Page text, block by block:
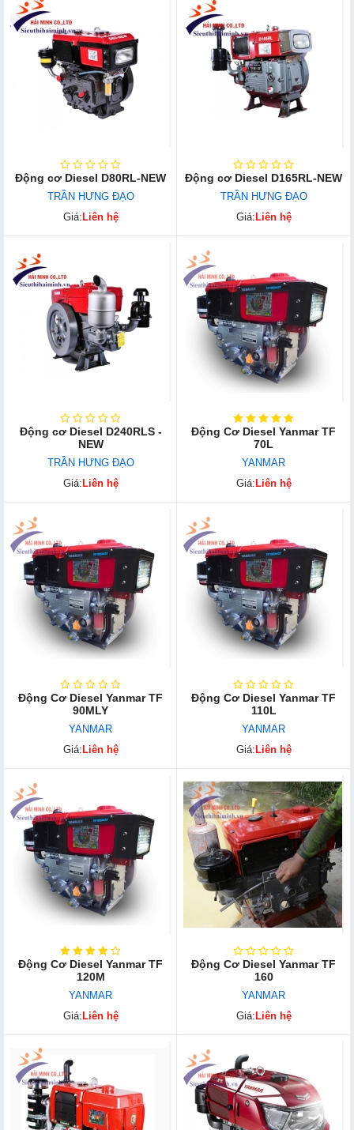
Động cơ Diesel D80RL-NEW
TRẦN HƯNG ĐẠO
Giá: Liên hệ
Động cơ Diesel D165RL-NEW
TRẦN HƯNG ĐẠO
Giá: Liên hệ
Động cơ Diesel D240RLS -
NEW
TRẦN HƯNG ĐẠO
Giá: Liên hệ
Động Cơ Diesel Yanmar TF
70L
YANMAR
Giá: Liên hệ
Động Cơ Diesel Yanmar TF
90MLY
YANMAR
Giá: Liên hệ
Động Cơ Diesel Yanmar TF
110L
YANMAR
Giá: Liên hệ
Động Cơ Diesel Yanmar TF
120M
YANMAR
Giá: Liên hệ
Động Cơ Diesel Yanmar TF
160
YANMAR
Giá: Liên hệ